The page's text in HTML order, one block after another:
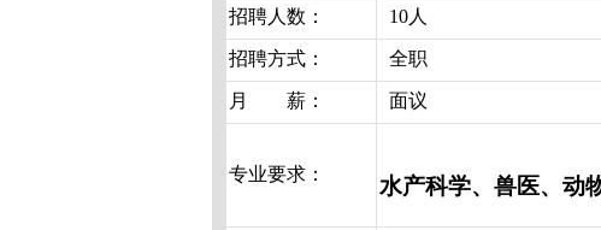
招聘人数： 10人
招聘方式： 全职
月 薪： 面议
专业要求： 水产科学、兽医、动